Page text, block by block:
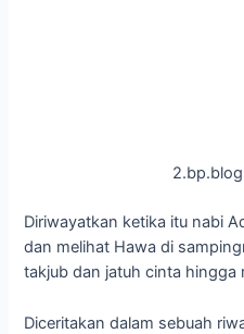
Diriwayatkan ketika itu nabi
dan melihat Hawa di
takjub dan jatuh cinta hingga
Diceritakan dalam sebuah